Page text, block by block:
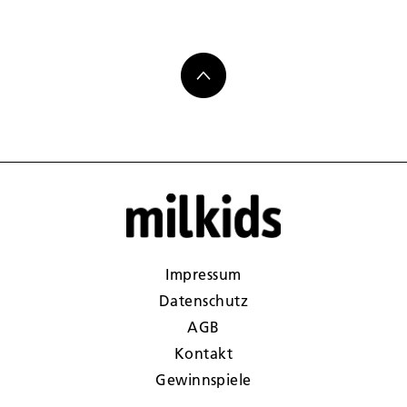
Impressum
Datenschutz
AGB
Kontakt
Gewinnspiele